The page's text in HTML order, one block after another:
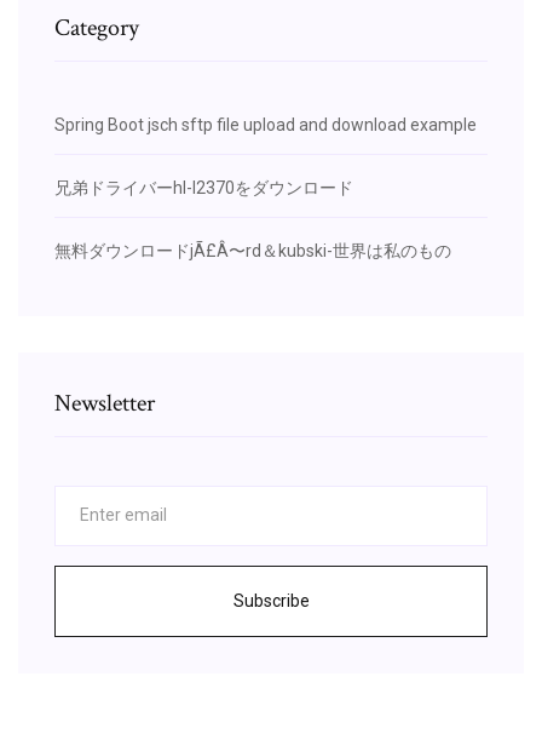
Category
Spring Boot jsch sftp file upload and download example
兄弟ドライバーhl-l2370をダウンロード
無料ダウンロードjÃ£Â〜rd＆kubski-世界は私のもの
Newsletter
Subscribe